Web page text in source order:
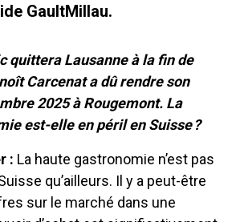
GaultMillau.
quittera Lausanne à la fin de
Carcenat a dû rendre son
2025 à Rougemont. La
est-elle en péril en Suisse ?
: La haute gastronomie n’est pas
qu’ailleurs. Il y a peut-être
sur le marché dans une